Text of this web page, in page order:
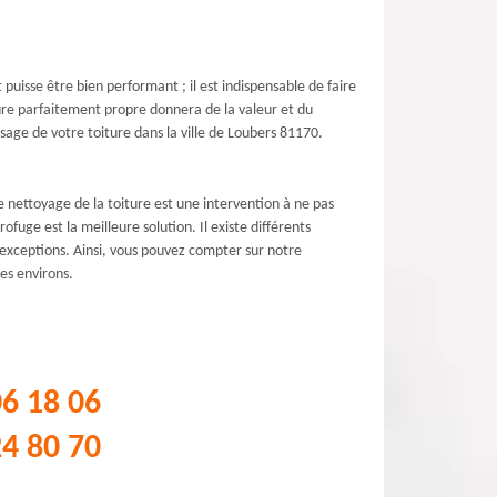
être bien performant ; il est indispensable de faire
parfaitement propre donnera de la valeur et du
de votre toiture dans la ville de Loubers 81170.
nettoyage de la toiture est une intervention à ne pas
est la meilleure solution. Il existe différents
Ainsi, vous pouvez compter sur notre
environs.
18 06
80 70